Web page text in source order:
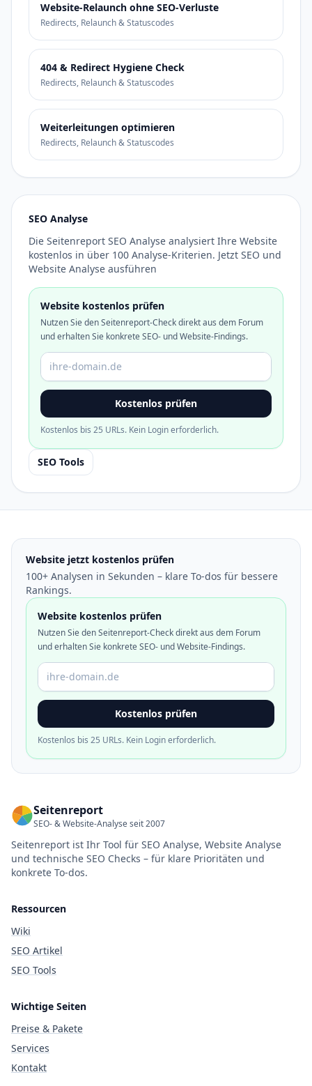
Website-Relaunch ohne SEO-Verluste
Redirects, Relaunch & Statuscodes
404 & Redirect Hygiene Check
Redirects, Relaunch & Statuscodes
Weiterleitungen optimieren
Redirects, Relaunch & Statuscodes
SEO Analyse
Die Seitenreport SEO Analyse analysiert Ihre Website
kostenlos in über 100 Analyse-Kriterien. Jetzt SEO und
Website Analyse ausführen
Website kostenlos prüfen
Nutzen Sie den Seitenreport-Check direkt aus dem Forum
und erhalten Sie konkrete SEO- und Website-Findings.
Domain oder URL
Kostenlos prüfen
Kostenlos bis 25 URLs. Kein Login erforderlich.
SEO Tools
Website jetzt kostenlos prüfen
100+ Analysen in Sekunden – klare To-dos für bessere
Rankings.
Website kostenlos prüfen
Nutzen Sie den Seitenreport-Check direkt aus dem Forum
und erhalten Sie konkrete SEO- und Website-Findings.
Domain oder URL
Kostenlos prüfen
Kostenlos bis 25 URLs. Kein Login erforderlich.
Seitenreport
SEO- & Website-Analyse seit 2007
Seitenreport ist Ihr Tool für SEO Analyse, Website Analyse
und technische SEO Checks – für klare Prioritäten und
konkrete To-dos.
Ressourcen
Wiki
SEO Artikel
SEO Tools
Wichtige Seiten
Preise & Pakete
Services
Kontakt